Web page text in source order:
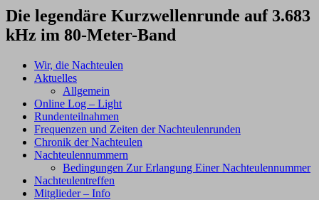
Die legendäre Kurzwellenrunde auf 3.683
kHz im 80-Meter-Band
Wir, die Nachteulen
Aktuelles
Allgemein
Online Log – Light
Rundenteilnahmen
Frequenzen und Zeiten der Nachteulenrunden
Chronik der Nachteulen
Nachteulennummern
Bedingungen Zur Erlangung Einer Nachteulennummer
Nachteulentreffen
Mitglieder – Info